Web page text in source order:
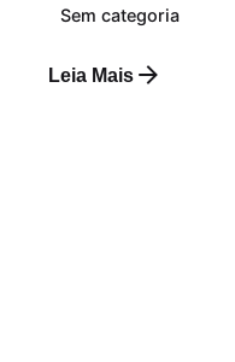
Sem categoria
Leia Mais